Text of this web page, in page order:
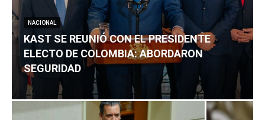
NACIONAL
KAST SE REUNIÓ CON EL PRESIDENTE
ELECTO DE COLOMBIA: ABORDARON
SEGURIDAD